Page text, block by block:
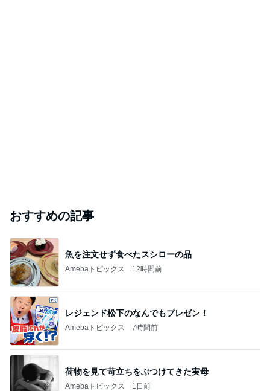
おすすめの記事
魚を注文せず食べたスシローの品
Amebaトピックス 12時間前
レジェンド松下のなんでもプレゼン！
Amebaトピックス 7時間前
荷物を見て苛立ちをぶつけてきた実母
Amebaトピックス 1日前